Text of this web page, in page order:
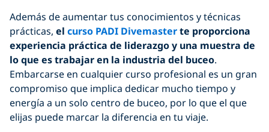
Además de aumentar tus conocimientos y técnicas
prácticas, el curso PADI Divemasterte proporciona
experiencia práctica de liderazgo y una muestra de
lo que es trabajar en la industria del buceo.
Embarcarse en cualquier curso profesional es un gran
compromiso que implica dedicar mucho tiempo y
energía a un solo centro de buceo, por lo que el que
elijas puede marcar la diferencia en tu viaje.